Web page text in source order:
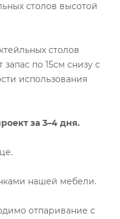
столов высотой
столов
по 15см снизу с
использования
за 3–4 дня.
нашей мебели.
отпаривание с